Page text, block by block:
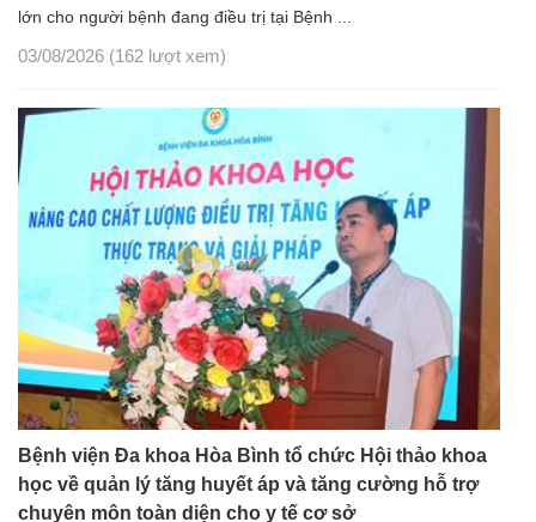
lớn cho người bệnh đang điều trị tại Bệnh ...
03/08/2026 (162 lượt xem)
Bệnh viện Đa khoa Hòa Bình tổ chức Hội thảo khoa
học về quản lý tăng huyết áp và tăng cường hỗ trợ
chuyên môn toàn diện cho y tế cơ sở